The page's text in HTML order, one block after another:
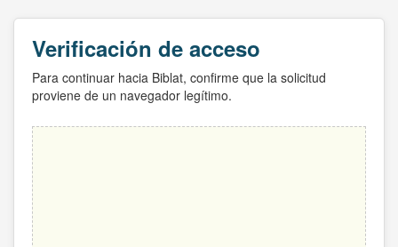
Verificación de acceso
Para continuar hacia Biblat, confirme que la solicitud
proviene de un navegador legítimo.